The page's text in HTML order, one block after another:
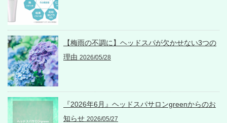
【梅雨の不調に】ヘッドスパが欠かせない3つの
理由 2026/05/28
『2026年6月』ヘッドスパサロンgreenからのお
知らせ 2026/05/27